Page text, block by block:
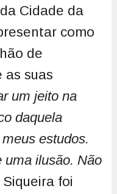
Cidade da
como
de
as suas
um jeito na
daquela
estudos.
uma ilusão. Não
Siqueira foi